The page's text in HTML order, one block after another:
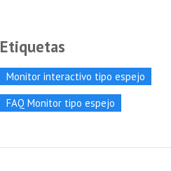
Etiquetas
Monitor interactivo tipo espejo
FAQ Monitor tipo espejo